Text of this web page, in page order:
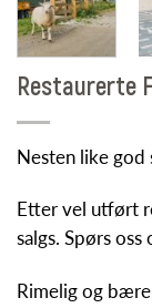
Restaurerte
Nesten like god
Etter vel utført
salgs. Spørs oss
Rimelig og